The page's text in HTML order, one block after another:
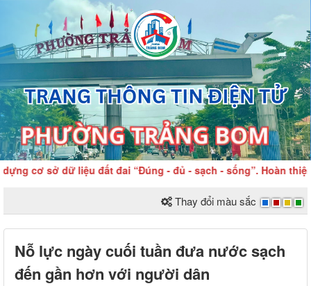
cơ sở dữ liệu đất đai “Đúng - đủ - sạch - sống”. Hoàn thiện
Thay đổi màu sắc
Nỗ lực ngày cuối tuần đưa nước sạch
đến gần hơn với người dân